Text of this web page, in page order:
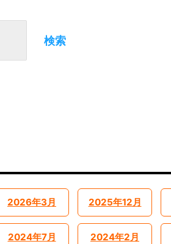
検索
2026年3月 2025年12月
2024年7月 2024年2月